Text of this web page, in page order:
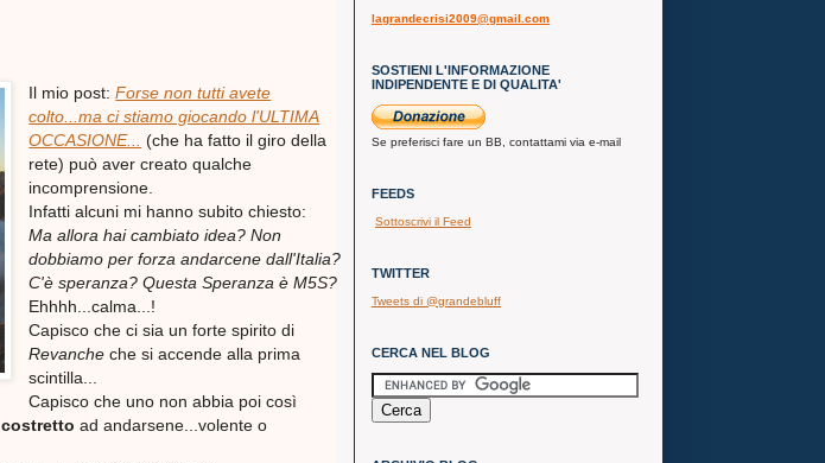
Il mio post:Forse non tutti avete
colto...ma ci stiamo giocando l'ULTIMA
OCCASIONE...
(che ha fatto il giro della
rete) può aver creato qualche
incomprensione.
Infatti alcuni mi hanno subito chiesto:
Ma allora hai cambiato idea? Non
dobbiamo per forza andarcene dall'Italia?
C'è speranza? Questa Speranza è M5S?
Ehhhh...calma...!
Capisco che ci sia un forte spirito di
Revancheche si accende alla prima
scintilla...
Capisco che uno non abbia poi così
costretto ad andarsene...volente o
lagrandecrisi2009@gmail.com
SOSTIENI L'INFORMAZIONE
INDIPENDENTE E DI QUALITA'
Se preferisci fare un BB, contattami via e-mail
FEEDS
Sottoscrivi il Feed
TWITTER
Tweets di @grandebluff
CERCA NEL BLOG